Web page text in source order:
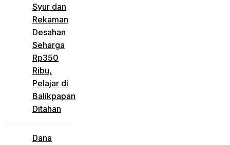
Syur dan
Rekaman
Desahan
Seharga
Rp350
Ribu,
Pelajar di
Balikpapan
Ditahan
Dana